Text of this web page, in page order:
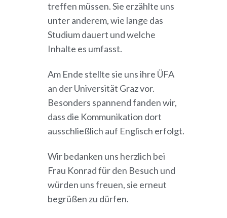
treffen müssen. Sie erzählte uns
unter anderem, wie lange das
Studium dauert und welche
Inhalte es umfasst.
Am Ende stellte sie uns ihre ÜFA
an der Universität Graz vor.
Besonders spannend fanden wir,
dass die Kommunikation dort
ausschließlich auf Englisch erfolgt.
Wir bedanken uns herzlich bei
Frau Konrad für den Besuch und
würden uns freuen, sie erneut
begrüßen zu dürfen.